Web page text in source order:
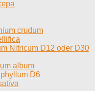
crudum
Nitricum D12 oder D30
album
D6